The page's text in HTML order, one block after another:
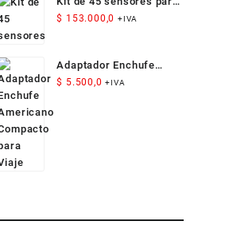
Arduino
$ 153.000,0 +IVA
Adaptador Enchufe
Americano Compacto
$ 5.500,0 +IVA